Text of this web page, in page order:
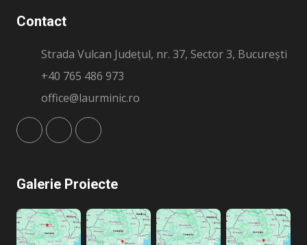
Contact
Strada Vulcan Județul, nr. 37, Sector 3, București
+40 765 486 973
office@laurminic.ro
Galerie Proiecte